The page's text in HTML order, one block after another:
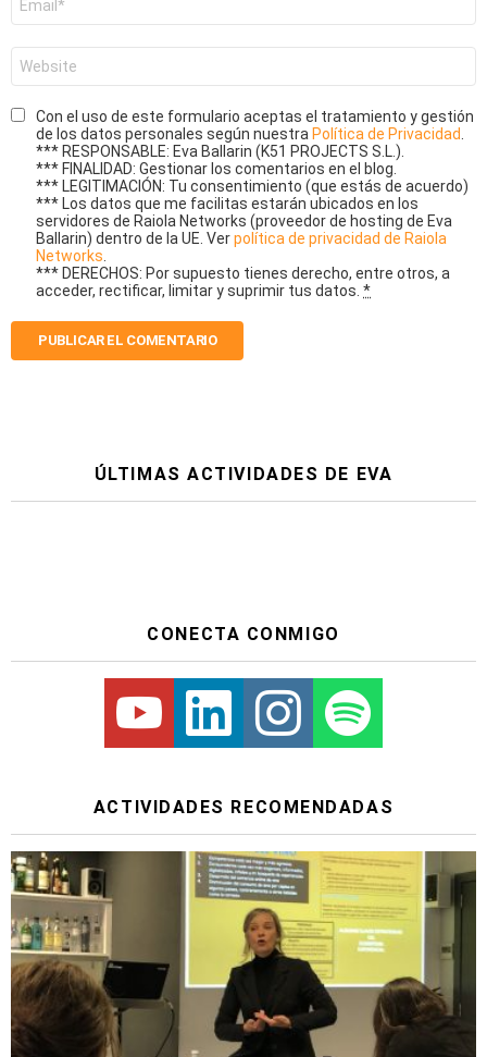
electrónico
*
Con el uso de este formulario aceptas el tratamiento y gestión
de los datos personales según nuestra Política de Privacidad.
*** RESPONSABLE: Eva Ballarin (K51 PROJECTS S.L.).
*** FINALIDAD: Gestionar los comentarios en el blog.
*** LEGITIMACIÓN: Tu consentimiento (que estás de acuerdo)
*** Los datos que me facilitas estarán ubicados en los
servidores de Raiola Networks (proveedor de hosting de Eva
Ballarin) dentro de la UE. Verpolítica de privacidad de Raiola
Networks.
*** DERECHOS: Por supuesto tienes derecho, entre otros, a
acceder, rectificar, limitar y suprimir tus datos. *
ÚLTIMAS ACTIVIDADES DE EVA
CONECTA CONMIGO
Youtube Linkedin Instagram Spotify
ACTIVIDADES RECOMENDADAS